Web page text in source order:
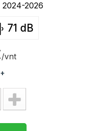
2024-2026
71 dB
/vnt